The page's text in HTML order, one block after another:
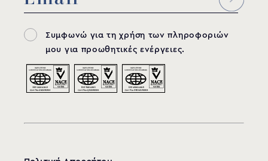
Συμφωνώ για τη χρήση των πληροφοριών
μου για προωθητικές ενέργειες.